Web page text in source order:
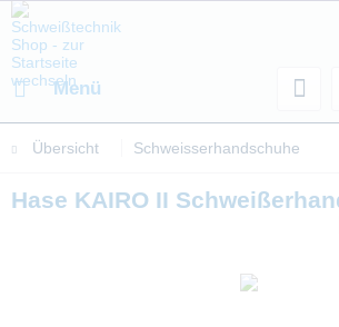
Menü
Übersicht Schweisserhandschuhe
Hase KAIRO II